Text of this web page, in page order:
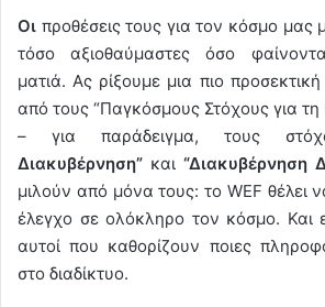
Οι προθέσεις τους για τον κόσμο μας
τόσο αξιοθαύμαστες όσο
ματιά. Ας ρίξουμε μια πιο
από τους “Παγκόσμους Στόχους για τη
– για παράδειγμα, τους
Διακυβέρνηση” και “Διακυβέρνηση
μιλούν από μόνα τους: το WEF θέλει
έλεγχο σε ολόκληρο τον κόσμο. Και
αυτοί που καθορίζουν ποιες
στο διαδίκτυο.